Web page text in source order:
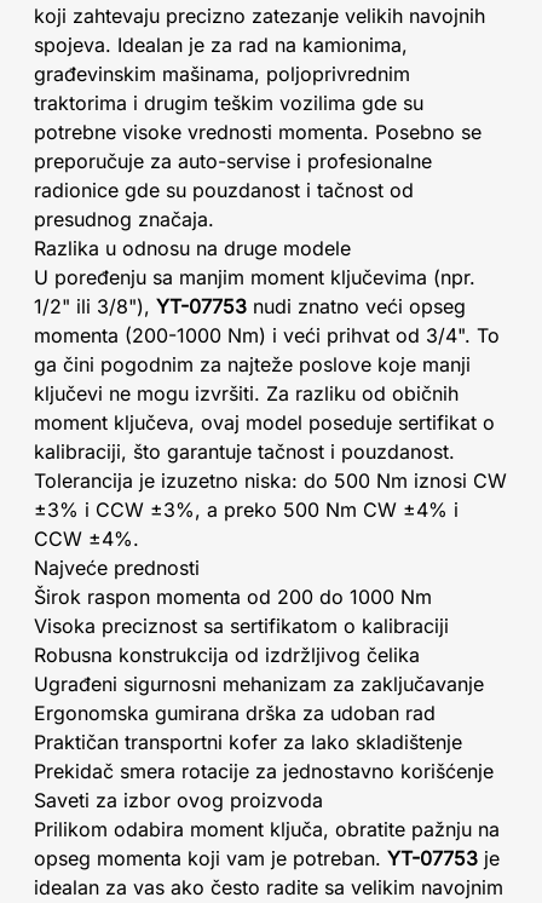
koji zahtevaju precizno zatezanje velikih navojnih
spojeva. Idealan je za rad na kamionima,
građevinskim mašinama, poljoprivrednim
traktorima i drugim teškim vozilima gde su
potrebne visoke vrednosti momenta. Posebno se
preporučuje za auto-servise i profesionalne
radionice gde su pouzdanost i tačnost od
presudnog značaja.
Razlika u odnosu na druge modele
U poređenju sa manjim moment ključevima (npr.
1/2" ili 3/8"), YT-07753 nudi znatno veći opseg
momenta (200-1000 Nm) i veći prihvat od 3/4". To
ga čini pogodnim za najteže poslove koje manji
ključevi ne mogu izvršiti. Za razliku od običnih
moment ključeva, ovaj model poseduje sertifikat o
kalibraciji, što garantuje tačnost i pouzdanost.
Tolerancija je izuzetno niska: do 500 Nm iznosi CW
±3% i CCW ±3%, a preko 500 Nm CW ±4% i
CCW ±4%.
Najveće prednosti
Širok raspon momenta od 200 do 1000 Nm
Visoka preciznost sa sertifikatom o kalibraciji
Robusna konstrukcija od izdržljivog čelika
Ugrađeni sigurnosni mehanizam za zaključavanje
Ergonomska gumirana drška za udoban rad
Praktičan transportni kofer za lako skladištenje
Prekidač smera rotacije za jednostavno korišćenje
Saveti za izbor ovog proizvoda
Prilikom odabira moment ključa, obratite pažnju na
opseg momenta koji vam je potreban. YT-07753 je
idealan za vas ako često radite sa velikim navojnim